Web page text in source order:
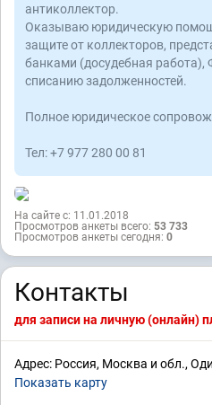
антиколлектор.
Оказываю юридическую
защите от коллекторов,
банками (досудебная
списанию задолженностей.
Полное юридическое
Тел: +7 977 280 00 81
На сайте с: 11.01.2018
Просмотров анкеты всего: 53 733
Просмотров анкеты сегодня: 0
Контакты
для записи на личную (онлайн)
Адрес: Россия, Москва и обл.,
Показать карту